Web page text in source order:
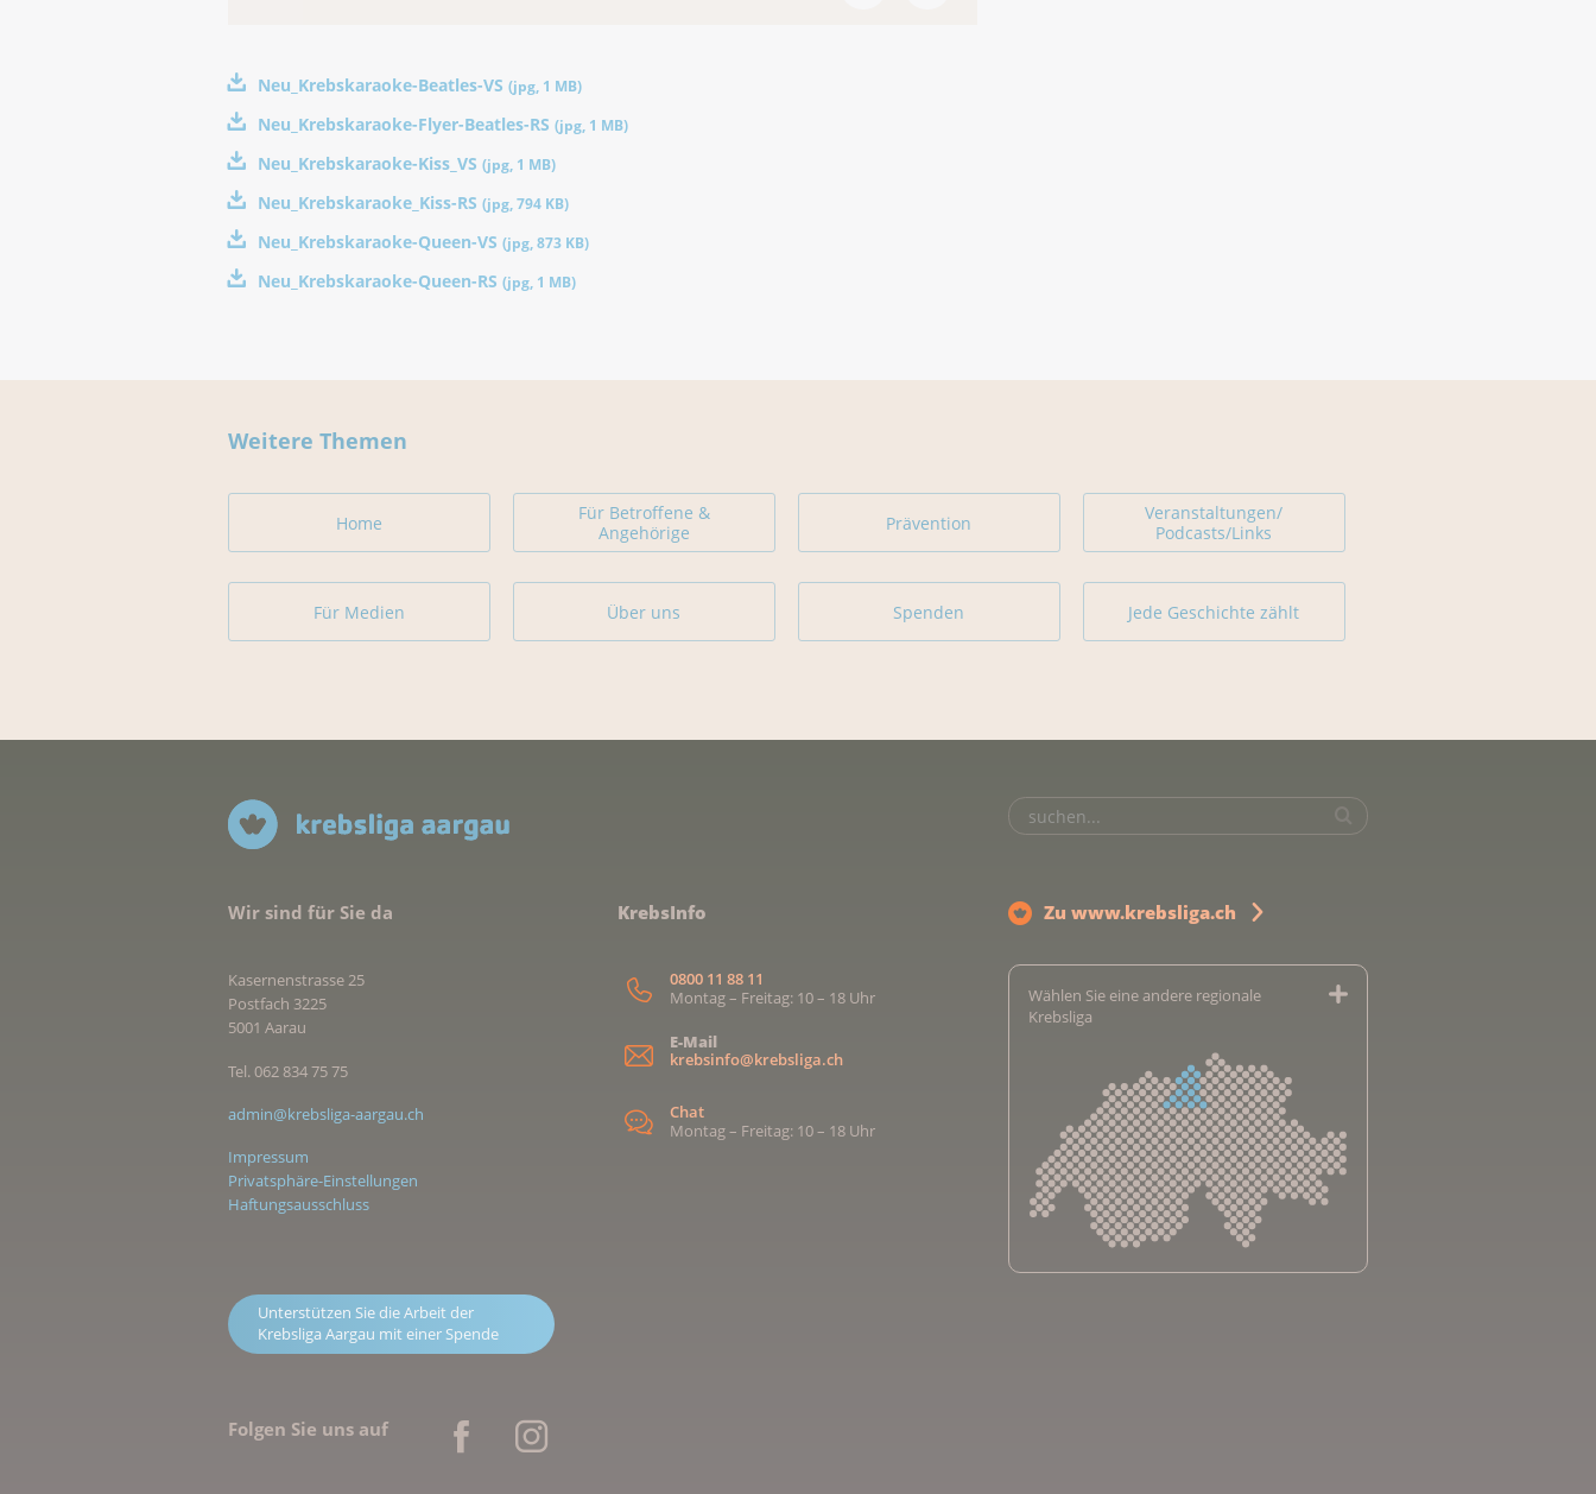
Neu_Krebskaraoke-Beatles-VS (jpg, 1 MB)
Neu_Krebskaraoke-Flyer-Beatles-RS (jpg, 1 MB)
Neu_Krebskaraoke-Kiss_VS (jpg, 1 MB)
Neu_Krebskaraoke_Kiss-RS (jpg,794 KB)
Neu_Krebskaraoke-Queen-VS (jpg,873 KB)
Neu_Krebskaraoke-Queen-RS (jpg, 1 MB)
Weitere Themen
Home
Für Betroffene &
Angehörige
Prävention
Veranstaltungen/
Podcasts/Links
Für Medien Über uns Spenden Jede Geschichte zählt
Wir sind für Sie da
Kasernenstrasse 25
Postfach 3225
5001 Aarau
Tel. 062 834 75 75
admin@krebsliga-aargau.ch
Impressum
Privatsphäre-Einstellungen
Haftungsausschluss
Unterstützen Sie die Arbeit der
Krebsliga Aargau mit einer Spende
KrebsInfo
0800 11 88 11
Montag – Freitag: 10 – 18 Uhr
E-Mail
krebsinfo@krebsliga.ch
Chat
Montag – Freitag: 10 – 18 Uhr
Zu www.krebsliga.ch
Wählen Sie eine andere regionale
Krebsliga
Folgen Sie uns auf